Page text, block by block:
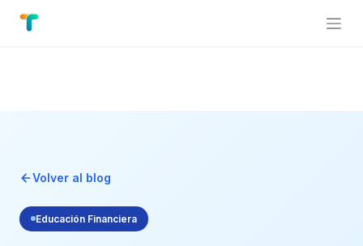
Volver al blog
Educación Financiera